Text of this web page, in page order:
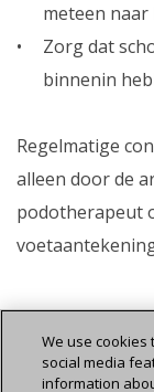
meteen naar
Zorg dat
binnenin
Regelmatige
alleen door de
podotherapeut
We use
social media
information